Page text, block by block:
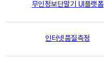
무인정보단말기 UI플랫폼
인터넷품질측정